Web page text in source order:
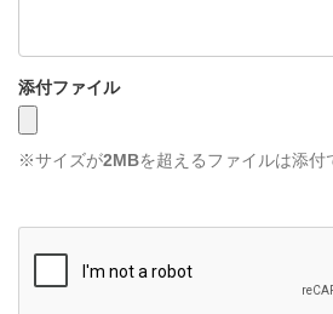
添付ファイル
※サイズが2MBを超えるファイルは添付